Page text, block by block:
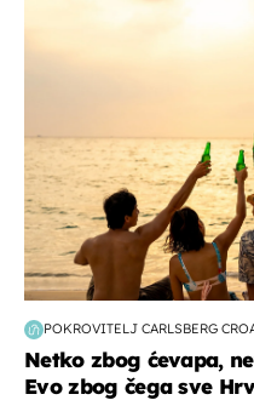
POKROVITELJ CARLSBERG
Netko zbog ćevapa,
Evo zbog čega sve